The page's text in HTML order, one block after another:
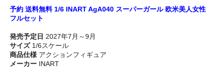
予約 送料無料 1/6 INART AgA040 スーパーガール 欧米美人女性
フルセット
発売予定日 2027年7月～9月
サイズ1/6スケール
商品仕様 アクションフィギュア
メーカー INART